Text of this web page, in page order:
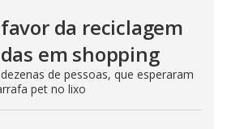
da reciclagem
em shopping
de pessoas, que esperaram
pet no lixo